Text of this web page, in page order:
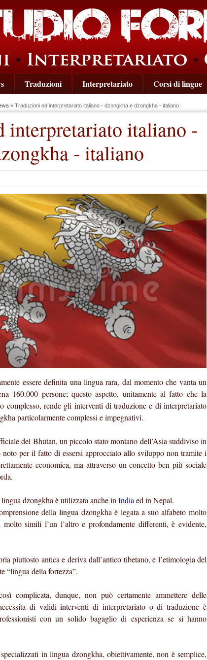
Traduzioni Interpretariato Corsi di lingue
» Traduzioni ed interpretariato italiano - dzongkha e dzongkha - italiano
interpretariato italiano -
- italiano
essere definita una lingua rara, dal momento che vanta un
160.000 persone; questo aspetto, unitamente al fatto che la
complesso, rende gli interventi di traduzione e di interpretariato
particolarmente complessi e impegnativi.
del Bhutan, un piccolo stato montano dell’Asia suddiviso in
per il fatto di essersi approcciato allo sviluppo non tramite i
economica, ma attraverso un concetto ben più sociale
dzongkha è utilizzata anche in India ed in Nepal.
della lingua dzongkha è legata a suo alfabeto molto
simili l’un l’altro e profondamente differenti, è evidente,
piuttosto antica e deriva dall’antico tibetano, e l’etimologia del
“lingua della fortezza”.
complicata, dunque, non può certamente ammettere delle
di validi interventi di interpretariato o di traduzione è
con un solido bagaglio di esperienza se si hanno
in lingua dzongkha, obiettivamente, non è semplice,